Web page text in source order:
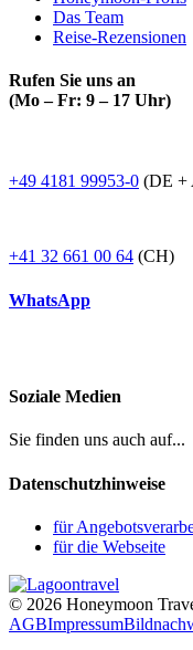
Das Team
Reise-Rezensionen
Rufen Sie uns an
(Mo – Fr: 9 – 17 Uhr)
+49 4181 99953-0 (DE +
+41 32 661 00 64 (CH)
WhatsApp
Soziale Medien
Sie finden uns auch auf...
Datenschutzhinweise
für
für die Webseite
© 2026 Honeymoon
AGBImpressum